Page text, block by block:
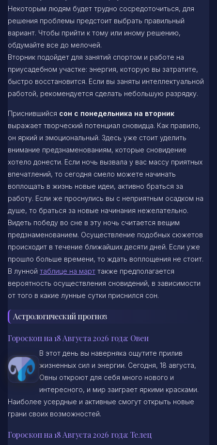
Некоторым людям будет трудно сосредоточиться, для
решения проблемы предстоит выбрать правильный
вариант. Чтобы прийти к тому или иному решению,
обдумайте все до мелочей.
Вторник подойдет для занятий спортом и работе на
приусадебном участке: энергия, которую вы затратите,
быстро восстановится. Если вы заняты интеллектуальной
работой, рекомендуется сделать небольшую разрядку.
Приснившийся сон с понедельника на вторник
выражает творческий потенциал сновидца. Как правило,
он яркий и эмоциональный. Здесь уже стоит уделить
внимание предзнаменованиям, которые сновидение
хотело донести. Если ночь вызвала у вас массу приятных
впечатлений, то сегодня смело можете начинать
воплощать в жизнь новые идеи, активно браться за
работу. Если же проснулись вы с неприятным осадком на
душе, то браться за новые начинания нежелательно.
Видеть победу во сне в эту ночь считается вещим
предзнаменованием. Осуществление подобных сюжетов
происходит в течение ближайших десяти дней. Если уже
прошло больше времени, то ждать воплощения не стоит.
В лунной таблице на март также предполагается
вероятность осуществления сновидений, в зависимости
от того в какие лунные сутки приснился сон.
Астрологический прогноз
Гороскоп на 18 Августа 2026 года: Овен
В этот день вы наверняка ощутите прилив
жизненных сил и энергии. Сегодня, 18 августа,
Овны откроют для себя много нового и
интересного, и мир заиграет яркими красками.
Наиболее усердные и активные смогут открыть новые
грани своих возможностей.
Гороскоп на 18 Августа 2026 года: Телец